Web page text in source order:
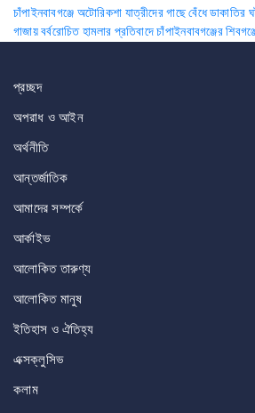
Post
navigation
চাঁপাইনবাবগঞ্জে অটোরিকশা যাত্রীদের গাছে বেঁধে ডাকাতির
গাজায় বর্বরোচিত হামলার প্রতিবাদে চাঁপাইনবাবগঞ্জের
প্রচ্ছদ
অপরাধ ও আইন
অর্থনীতি
আন্তর্জাতিক
আমাদের সম্পর্কে
আর্কাইভ
আলোকিত তারুণ্য
আলোকিত মানুষ
ইতিহাস ও ঐতিহ্য
এক্সক্লুসিভ
কলাম